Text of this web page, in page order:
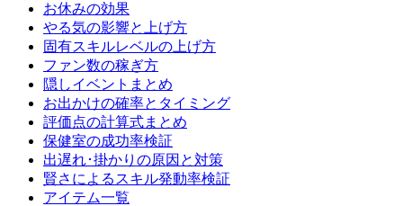
お休みの効果
やる気の影響と上げ方
固有スキルレベルの上げ方
ファン数の稼ぎ方
隠しイベントまとめ
お出かけの確率とタイミング
評価点の計算式まとめ
保健室の成功率検証
出遅れ･掛かりの原因と対策
賢さによるスキル発動率検証
アイテム一覧